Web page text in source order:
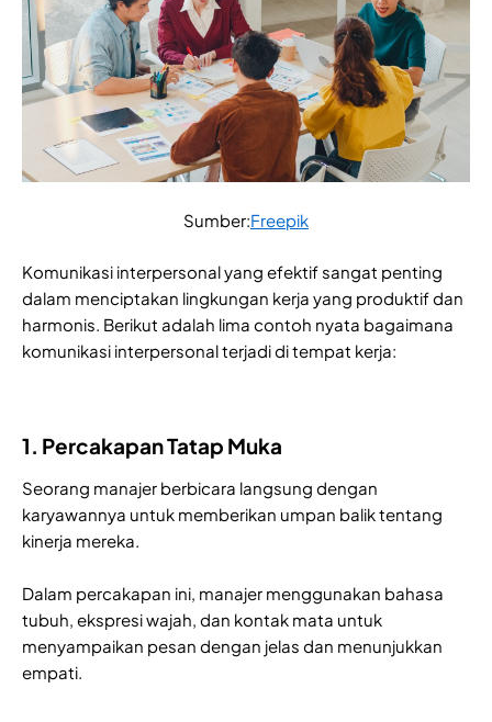
Sumber:Freepik
Komunikasi interpersonal yang efektif sangat penting
dalam menciptakan lingkungan kerja yang produktif dan
harmonis. Berikut adalah lima contoh nyata bagaimana
komunikasi interpersonal terjadi di tempat kerja:
1. Percakapan Tatap Muka
Seorang manajer berbicara langsung dengan
karyawannya untuk memberikan umpan balik tentang
kinerja mereka.
Dalam percakapan ini, manajer menggunakan bahasa
tubuh, ekspresi wajah, dan kontak mata untuk
menyampaikan pesan dengan jelas dan menunjukkan
empati.